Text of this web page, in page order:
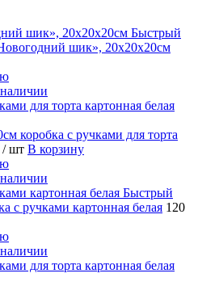
Быстрый
шик», 20х20х20см
коробка с ручками для торта
/ шт В корзину
Быстрый
с ручками картонная белая 120